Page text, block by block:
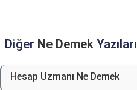
Diğer Ne Demek Yazıları
Hesap Uzmanı Ne Demek